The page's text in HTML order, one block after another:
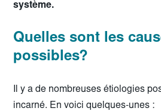
système.
Quelles sont les
possibles?
Il y a de nombreuses étiologies
incarné. En voici quelques-unes :